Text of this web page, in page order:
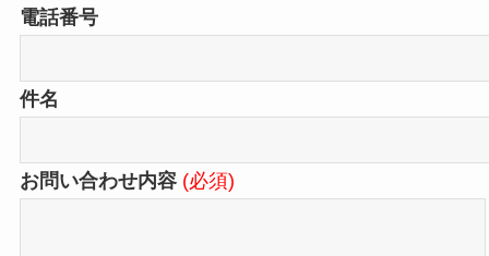
電話番号
件名
お問い合わせ内容 (必須)